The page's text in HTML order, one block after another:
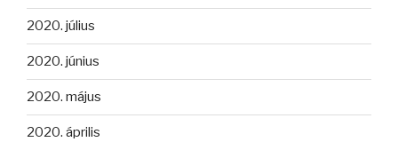
2020. július
2020. június
2020. május
2020. április